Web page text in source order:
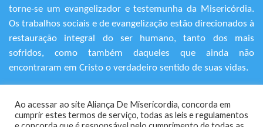
torne-se um evangelizador e testemunha da Misericórdia.
Os trabalhos sociais e de evangelização estão direcionados à
restauração integral do ser humano, tanto dos mais
sofridos, como também daqueles que ainda não
encontraram em Cristo o verdadeiro sentido de suas vidas.
Rua Avanhandava, 616 – Bela Vista
São Paulo/SP - CEP 01306-000
Ao acessar ao site Aliança De Misericordia, concorda em
cumprir estes termos de serviço, todas as leis e regulamentos